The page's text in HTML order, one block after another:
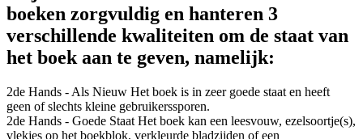
boeken zorgvuldig en hanteren 3
verschillende kwaliteiten om de staat van
het boek aan te geven, namelijk:
2de Hands - Als Nieuw Het boek is in zeer goede staat en heeft
geen of slechts kleine gebruikerssporen.
2de Hands - Goede Staat Het boek kan een leesvouw, ezelsoortje(s),
vlekjes op het boekblok, verkleurde bladzijden of een